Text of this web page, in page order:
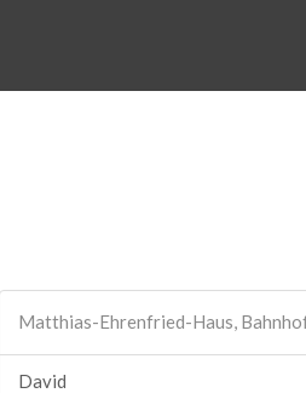
Matthias-Ehrenfried-Haus,
David